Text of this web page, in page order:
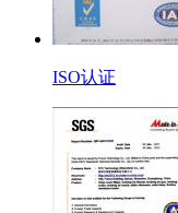
ISO认证